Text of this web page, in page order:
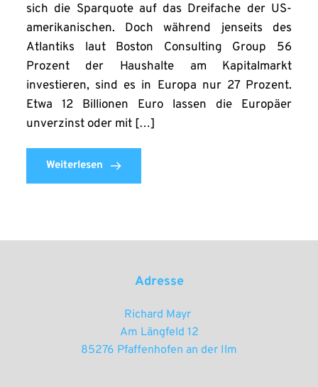
sich die Sparquote auf das Dreifache der US-
amerikanischen. Doch während jenseits des
Atlantiks laut Boston Consulting Group 56
Prozent der Haushalte am Kapitalmarkt
investieren, sind es in Europa nur 27 Prozent.
Etwa 12 Billionen Euro lassen die Europäer
unverzinst oder mit […]
Weiterlesen
Adresse
Richard Mayr
Am Längfeld 12
85276 Pfaffenhofen an der Ilm